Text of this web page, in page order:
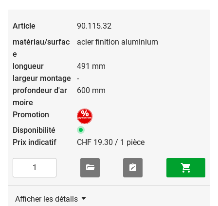
90.115.32
acier finition aluminium
491 mm
-
600 mm
CHF 19.30 / 1 pièce
Afficher les détails